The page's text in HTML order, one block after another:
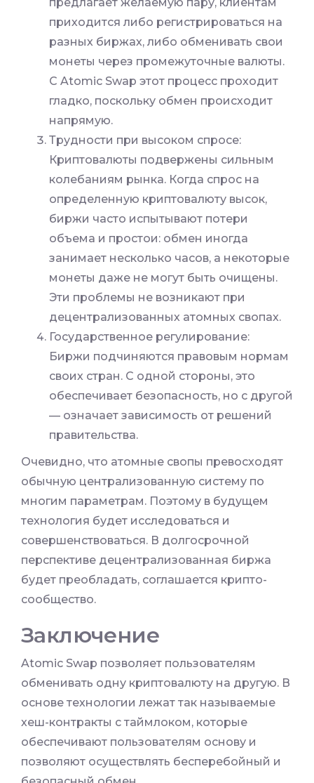
предлагает желаемую пару, клиентам
приходится либо регистрироваться на
разных биржах, либо обменивать свои
монеты через промежуточные валюты.
С Atomic Swap этот процесс проходит
гладко, поскольку обмен происходит
напрямую.
Трудности при высоком спросе:
Криптовалюты подвержены сильным
колебаниям рынка. Когда спрос на
определенную криптовалюту высок,
биржи часто испытывают потери
объема и простои: обмен иногда
занимает несколько часов, а некоторые
монеты даже не могут быть очищены.
Эти проблемы не возникают при
децентрализованных атомных свопах.
Государственное регулирование:
Биржи подчиняются правовым нормам
своих стран. С одной стороны, это
обеспечивает безопасность, но с другой
— означает зависимость от решений
правительства.
Очевидно, что атомные свопы превосходят
обычную централизованную систему по
многим параметрам. Поэтому в будущем
технология будет исследоваться и
совершенствоваться. В долгосрочной
перспективе децентрализованная биржа
будет преобладать, соглашается крипто-
сообщество.
Заключение
Atomic Swap позволяет пользователям
обменивать одну криптовалюту на другую. В
основе технологии лежат так называемые
хеш-контракты с таймлоком, которые
обеспечивают пользователям основу и
позволяют осуществлять бесперебойный и